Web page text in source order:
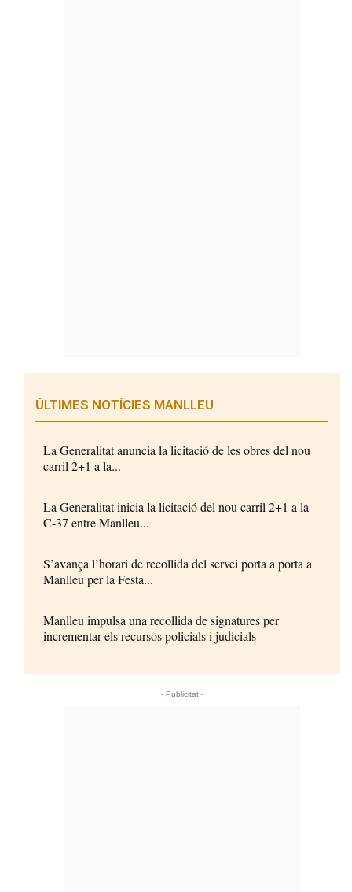
ÚLTIMES NOTÍCIES MANLLEU
La Generalitat anuncia la licitació de les obres del nou
carril 2+1 a la...
La Generalitat inicia la licitació del nou carril 2+1 a la
C-37 entre Manlleu...
S’avança l’horari de recollida del servei porta a porta a
Manlleu per la Festa...
Manlleu impulsa una recollida de signatures per
incrementar els recursos policials i judicials
- Publicitat -